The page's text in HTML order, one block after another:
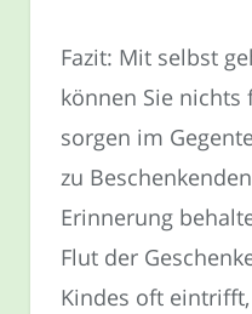
Fazit: Mit selbst
können Sie nichts
sorgen im
zu
Erinnerung
Flut der
Kindes oft